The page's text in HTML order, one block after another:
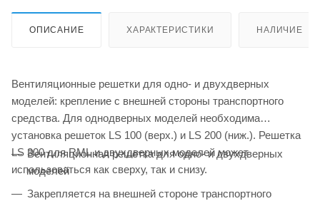
ОПИСАНИЕ ХАРАКТЕРИСТИКИ НАЛИЧИЕ
Вентиляционные решетки для одно- и двухдверных
моделей: крепление с внешней стороны транспортного
средства. Для однодверных моделей необходима
установка решеток LS 100 (верх.) и LS 200 (ниж.). Решетка
LS 300 для RML и двухдверных моделей может
использоваться как сверху, так и снизу.
Вентиляционная решетка для одно- и двухдверных
моделей
Закрепляется на внешней стороне транспортного